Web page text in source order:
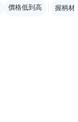
價格低到高 握柄材